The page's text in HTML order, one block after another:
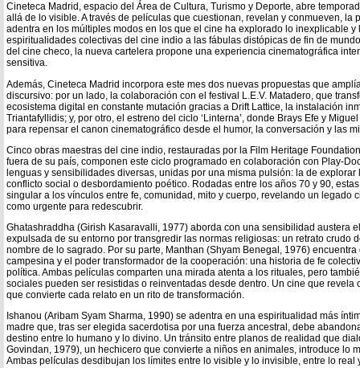
Cineteca Madrid, espacio del Área de Cultura, Turismo y Deporte, abre
allá de lo visible. A través de películas que cuestionan, revelan y conmueven, la
adentra en los múltiples modos en los que el cine ha explorado lo inexplicable y
espiritualidades colectivas del cine indio a las fábulas distópicas de fin de
del cine checo, la nueva cartelera propone una experiencia cinematográfica
sensitiva.
Además, Cineteca Madrid incorpora este mes dos nuevas propuestas que
discursivo: por un lado, la colaboración con el festival L.E.V. Matadero, que
ecosistema digital en constante mutación gracias a Drift Lattice, la instalación
Triantafyllidis; y, por otro, el estreno del ciclo ‘Linterna’, donde Brays Efe y
para repensar el canon cinematográfico desde el humor, la conversación y las
Cinco obras maestras del cine indio, restauradas por la Film Heritage
fuera de su país, componen este ciclo programado en colaboración con Play-
lenguas y sensibilidades diversas, unidas por una misma pulsión: la de
conflicto social o desbordamiento poético. Rodadas entre los años 70 y 90,
singular a los vínculos entre fe, comunidad, mito y cuerpo, revelando un legado
como urgente para redescubrir.
Ghatashraddha (Girish Kasaravalli, 1977) aborda con una sensibilidad austera
expulsada de su entorno por transgredir las normas religiosas: un retrato crudo
nombre de lo sagrado. Por su parte, Manthan (Shyam Benegal, 1976)
campesina y el poder transformador de la cooperación: una historia de fe
política. Ambas películas comparten una mirada atenta a los rituales, pero
sociales pueden ser resistidas o reinventadas desde dentro. Un cine que
que convierte cada relato en un rito de transformación.
Ishanou (Aribam Syam Sharma, 1990) se adentra en una espiritualidad más
madre que, tras ser elegida sacerdotisa por una fuerza ancestral, debe
destino entre lo humano y lo divino. Un tránsito entre planos de realidad que
Govindan, 1979), un hechicero que convierte a niños en animales, introduce lo
Ambas películas desdibujan los límites entre lo visible y lo invisible, entre lo real